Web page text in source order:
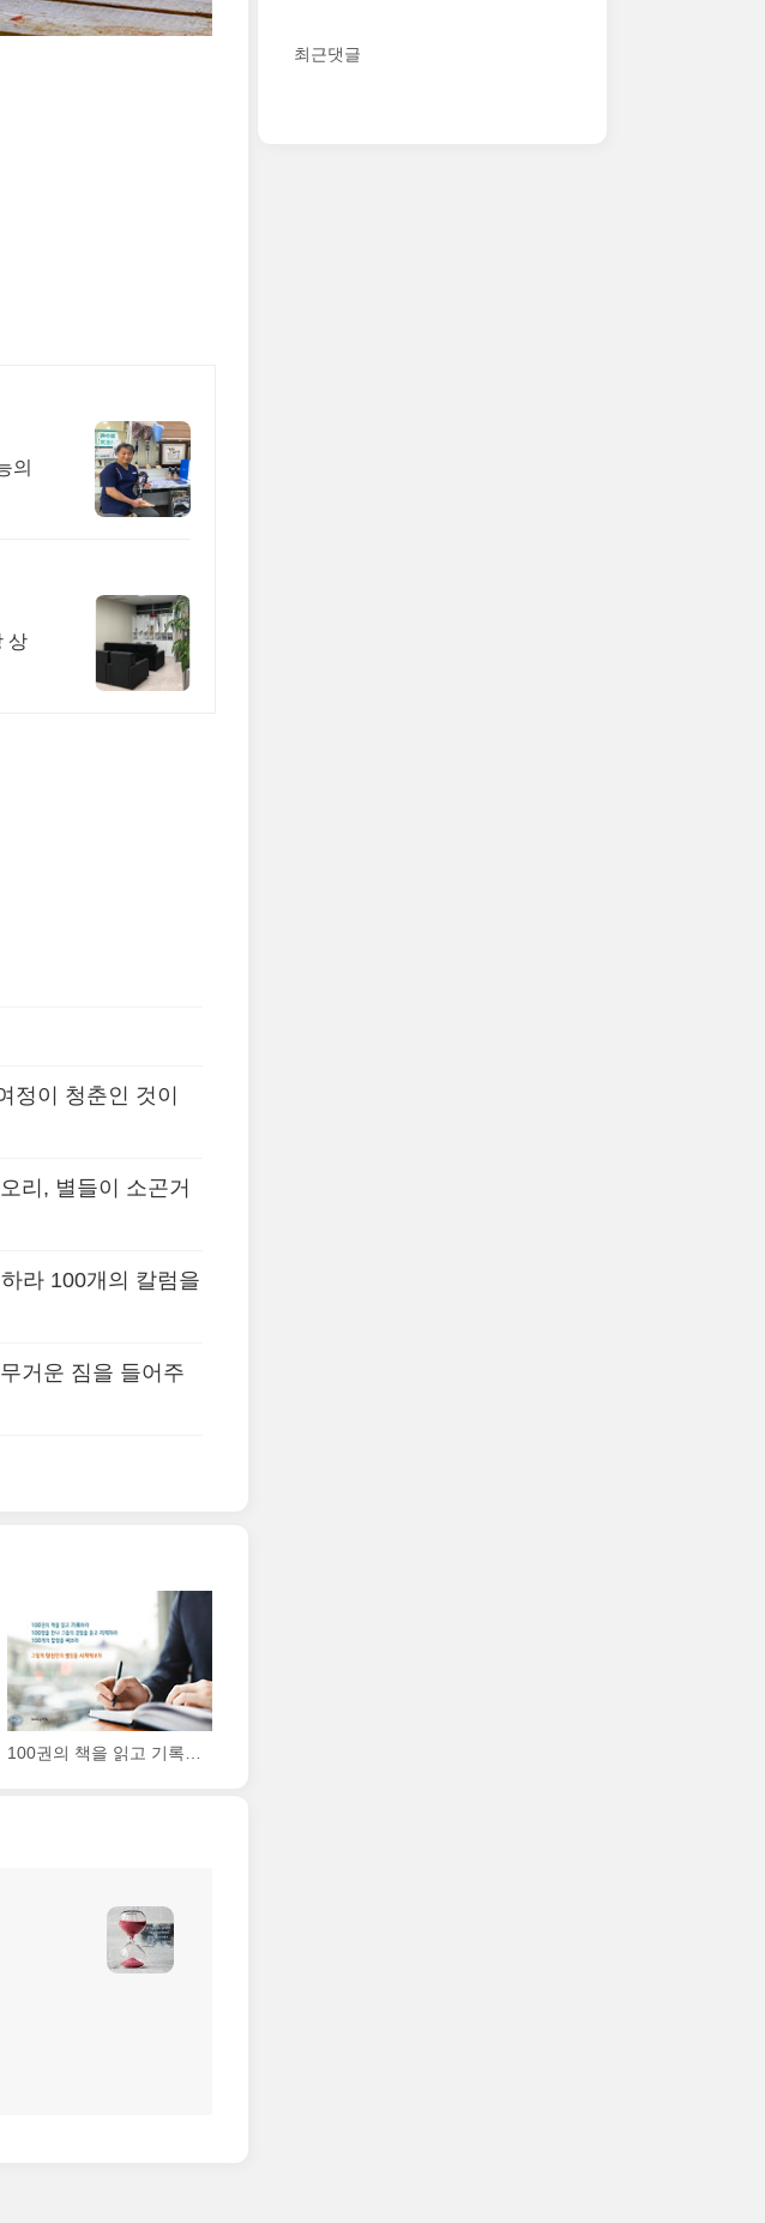
의
상
정이 청춘인 것이
리, 별들이 소곤거
라 100개의 칼럼을
거운 짐을 들어주
최근댓글